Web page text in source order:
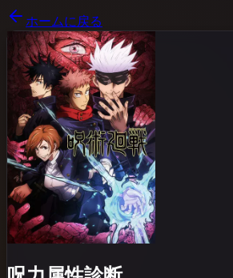
ホームに戻る